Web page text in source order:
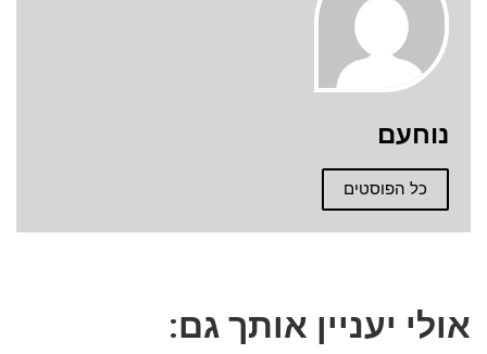
נוחעם
כל הפוסטים
אולי יעניין אותך גם: